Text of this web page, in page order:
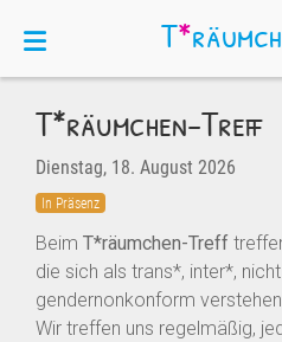
T*räumchen-Treff
Dienstag, 18. August 2026
In Präsenz
Beim T*räumchen-Treff
die sich als trans*, inter*,
gendernonkonform
Wir treffen uns regelmäßig,
T*